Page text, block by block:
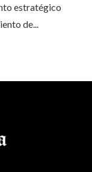
estratégico
de...